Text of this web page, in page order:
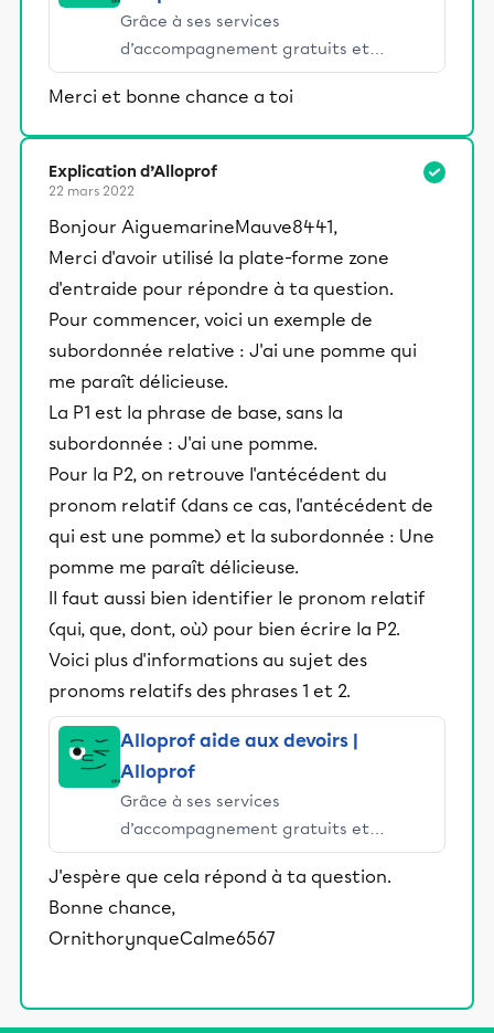
Grâce à ses services
d’accompagnement gratuits et
stimulants, Alloprof engage les élèves
et leurs parents dans la réussite
éducative.
Merci et bonne chance a toi
Explication d’Alloprof
22 mars 2022
Bonjour AiguemarineMauve8441,
Merci d'avoir utilisé la plate-forme zone
d'entraide pour répondre à ta question.
Pour commencer, voici un exemple de
subordonnée relative : J'ai une pomme qui
me paraît délicieuse.
La P1 est la phrase de base, sans la
subordonnée : J'ai une pomme.
Pour la P2, on retrouve l'antécédent du
pronom relatif (dans ce cas, l'antécédent de
qui est une pomme) et la subordonnée : Une
pomme me paraît délicieuse.
Il faut aussi bien identifier le pronom relatif
(qui, que, dont, où) pour bien écrire la P2.
Voici plus d'informations au sujet des
pronoms relatifs des phrases 1 et 2.
Alloprof aide aux devoirs |
Alloprof
Grâce à ses services
d’accompagnement gratuits et
stimulants, Alloprof engage les élèves
et leurs parents dans la réussite
éducative.
J'espère que cela répond à ta question.
Bonne chance,
OrnithorynqueCalme6567